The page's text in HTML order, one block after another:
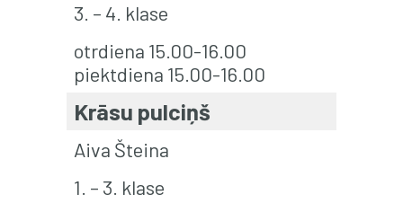
3. – 4. klase
otrdiena 15.00-16.00
piektdiena 15.00-16.00
Krāsu pulciņš
Aiva Šteina
1. – 3. klase